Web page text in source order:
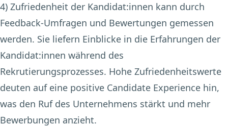
4) Zufriedenheit der Kandidat:innen kann durch
Feedback-Umfragen und Bewertungen gemessen
werden. Sie liefern Einblicke in die Erfahrungen der
Kandidat:innen während des
Rekrutierungsprozesses. Hohe Zufriedenheitswerte
deuten auf eine positive Candidate Experience hin,
was den Ruf des Unternehmens stärkt und mehr
Bewerbungen anzieht.